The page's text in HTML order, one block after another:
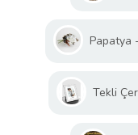
Papatya
Tekli